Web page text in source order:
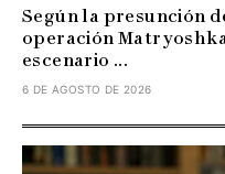
Según la presunción
operación
escenario ...
6 DE AGOSTO DE 2026